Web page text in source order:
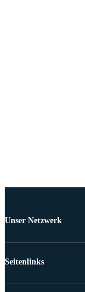
Unser Netzwerk
Seitenlinks